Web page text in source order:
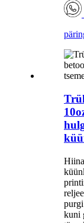
kuni